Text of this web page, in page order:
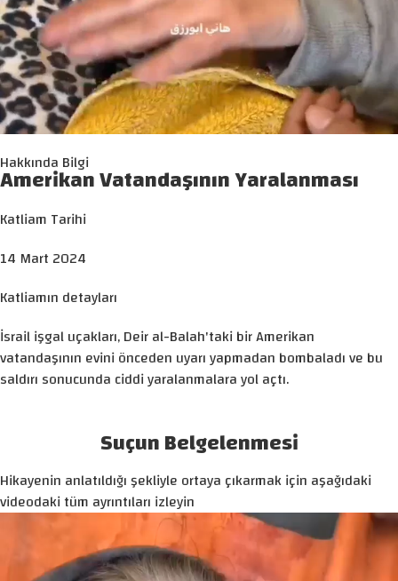
Hakkında Bilgi
Amerikan Vatandaşının Yaralanması
Katliam Tarihi
14 Mart 2024
Katliamın detayları
İsrail işgal uçakları, Deir al-Balah'taki bir Amerikan
vatandaşının evini önceden uyarı yapmadan bombaladı ve bu
saldırı sonucunda ciddi yaralanmalara yol açtı.
Suçun Belgelenmesi
Hikayenin anlatıldığı şekliyle ortaya çıkarmak için aşağıdaki
videodaki tüm ayrıntıları izleyin